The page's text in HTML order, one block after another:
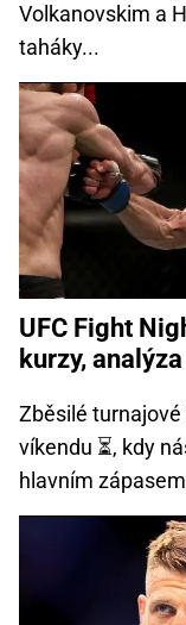
Volkanovskim a
taháky...
UFC Fight
kurzy,
Zběsilé
víkendu ⏳, kdy
hlavním